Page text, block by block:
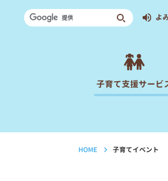
よ
子育て支援サービ
HOME 子育てイベント